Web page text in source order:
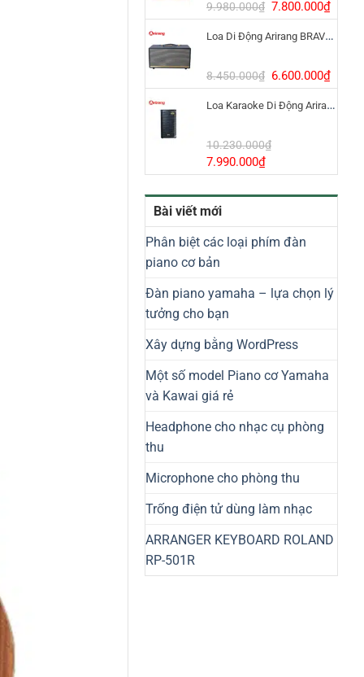
8.800.000₫.
9.980.000₫ Giá
gốc
là:
7.800.000₫Giá
hiện
tại
Loa Di Động Arirang BRAVO 8 800W Có Micro
8.450.000₫ Giá
gốc
là:
6.600.000₫Giá
hiện
tại
Loa Karaoke Di Động Arirang EDGE-X Model I
10.230.000₫
Giá
gốc
là:
10.230.000₫.
7.990.000₫Giá
hiện
tại
7.990.000₫.
Bài viết mới
Phân biệt các loại phím đàn
piano cơ bản
Đàn piano yamaha – lựa chọn lý
tưởng cho bạn
Xây dựng bằng WordPress
Một số model Piano cơ Yamaha
và Kawai giá rẻ
Headphone cho nhạc cụ phòng
thu
Microphone cho phòng thu
Trống điện tử dùng làm nhạc
ARRANGER KEYBOARD ROLAND
RP-501R